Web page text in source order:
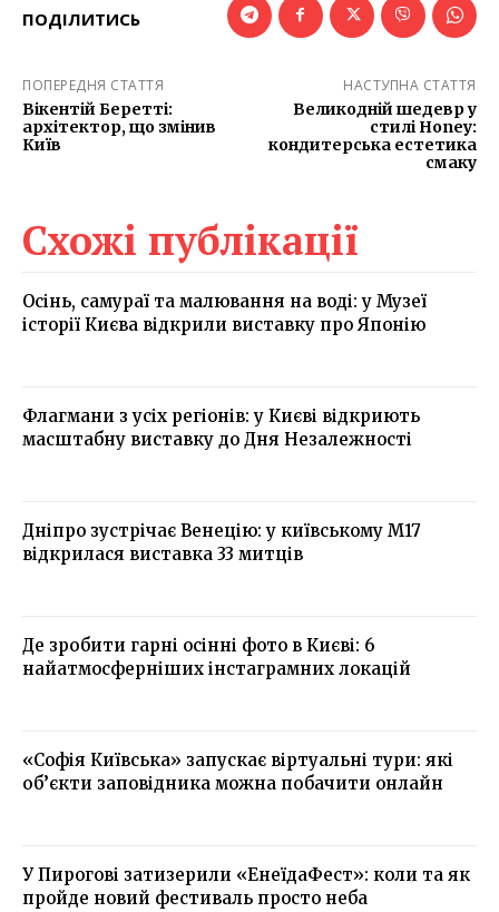
ПОДІЛИТИСЬ
ПОПЕРЕДНЯ СТАТТЯ
Вікентій Беретті:
архітектор, що змінив
Київ
НАСТУПНА СТАТТЯ
Великодній шедевр у
стилі Honey:
кондитерська естетика
смаку
Схожі публікації
Осінь, самураї та малювання на воді: у Музеї
історії Києва відкрили виставку про Японію
Флагмани з усіх регіонів: у Києві відкриють
масштабну виставку до Дня Незалежності
Дніпро зустрічає Венецію: у київському М17
відкрилася виставка 33 митців
Де зробити гарні осінні фото в Києві: 6
найатмосферніших інстаграмних локацій
«Софія Київська» запускає віртуальні тури: які
об’єкти заповідника можна побачити онлайн
У Пирогові затизерили «ЕнеїдаФест»: коли та як
пройде новий фестиваль просто неба